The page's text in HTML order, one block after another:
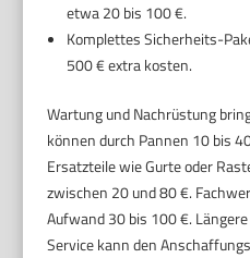
etwa 20 bis 100 €.
Komplettes Sicherheits-
500 € extra kosten.
Wartung und Nachrüstung
können durch Pannen 10 bis
Ersatzteile wie Gurte oder
zwischen 20 und 80 €.
Aufwand 30 bis 100 €.
Service kann den